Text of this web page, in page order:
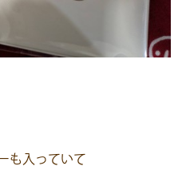
も入っていて